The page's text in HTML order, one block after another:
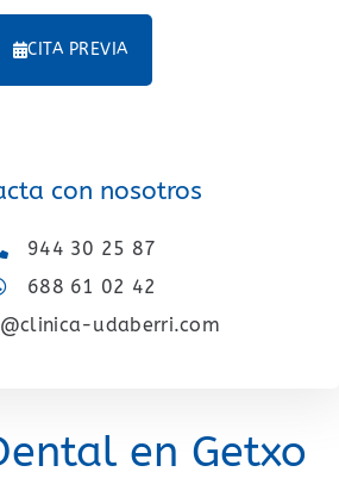
CITA PREVIA
con nosotros
944 30 25 87
688 61 02 42
udaberri.com
en Getxo